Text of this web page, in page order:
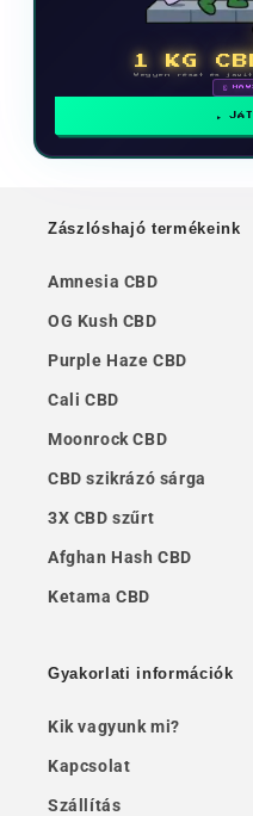
1 KG
Vegyen részt és
🗓
Zászlóshajó termékeink
Amnesia CBD
OG Kush CBD
Purple Haze CBD
Cali CBD
Moonrock CBD
CBD szikrázó sárga
3X CBD szűrt
Afghan Hash CBD
Ketama CBD
Gyakorlati információk
Kik vagyunk mi?
Kapcsolat
Szállítás